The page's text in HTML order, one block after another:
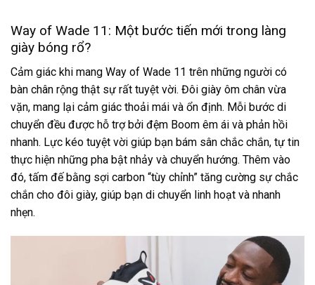
Way of Wade 11: Một bước tiến mới trong làng
giày bóng rổ?
Cảm giác khi mang Way of Wade 11 trên những người có
bàn chân rộng thật sự rất tuyệt vời. Đôi giày ôm chân vừa
vặn, mang lại cảm giác thoải mái và ổn định. Mỗi bước di
chuyển đều được hỗ trợ bởi đệm Boom êm ái và phản hồi
nhanh. Lực kéo tuyệt vời giúp bạn bám sân chắc chắn, tự tin
thực hiện những pha bật nhảy và chuyển hướng. Thêm vào
đó, tấm đế bằng sợi carbon “tùy chỉnh” tăng cường sự chắc
chắn cho đôi giày, giúp bạn di chuyển linh hoạt và nhanh
nhẹn.